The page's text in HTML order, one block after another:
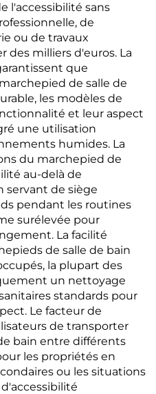
l'accessibilité sans
de
ou de travaux
milliers d'euros. La
que
de salle de
les modèles de
et leur aspect
une utilisation
humides. La
du marchepied de
au-delà de
servant de siège
pendant les routines
surélevée pour
La facilité
de salle de bain
la plupart des
un nettoyage
standards pour
Le facteur de
de transporter
bain entre différents
les propriétés en
ou les situations